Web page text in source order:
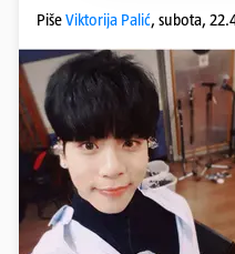
PišeViktorija Palić, subota,